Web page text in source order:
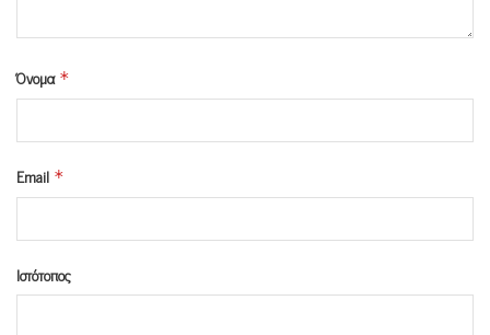
Όνομα *
Email *
Ιστότοπος